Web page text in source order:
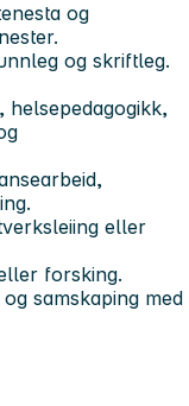
og
og skriftleg.
eller
forsking.
samskaping med